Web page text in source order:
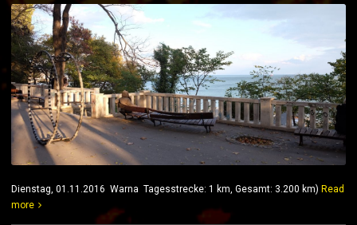
Dienstag, 01.11.2016 Warna Tagesstrecke: 1 km, Gesamt: 3.200 km) Read
more